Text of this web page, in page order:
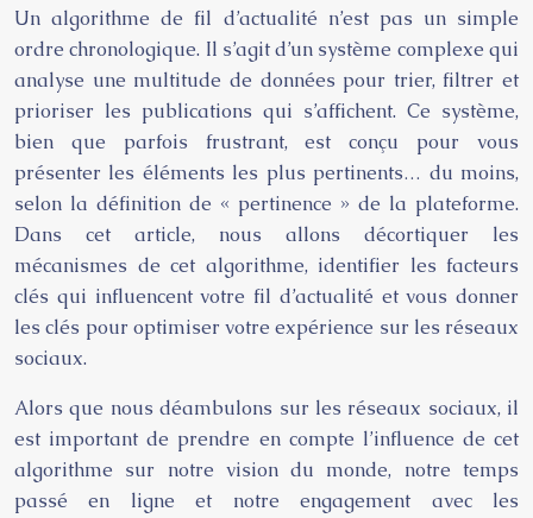
Un algorithme de fil d’actualité n’est pas un simple
ordre chronologique. Il s’agit d’un système complexe qui
analyse une multitude de données pour trier, filtrer et
prioriser les publications qui s’affichent. Ce système,
bien que parfois frustrant, est conçu pour vous
présenter les éléments les plus pertinents… du moins,
selon la définition de « pertinence » de la plateforme.
Dans cet article, nous allons décortiquer les
mécanismes de cet algorithme, identifier les facteurs
clés qui influencent votre fil d’actualité et vous donner
les clés pour optimiser votre expérience sur les réseaux
sociaux.
Alors que nous déambulons sur les réseaux sociaux, il
est important de prendre en compte l’influence de cet
algorithme sur notre vision du monde, notre temps
passé en ligne et notre engagement avec les